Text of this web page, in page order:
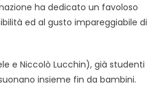
ha dedicato un favoloso
ed al gusto impareggiabile di
e Niccolò Lucchin), già studenti
insieme fin da bambini.